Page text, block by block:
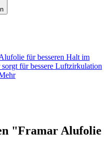
für besseren Halt im
für bessere Luftzirkulation
"Framar Alufolie